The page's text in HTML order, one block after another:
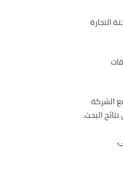
التجارة
الشركة
البحث.